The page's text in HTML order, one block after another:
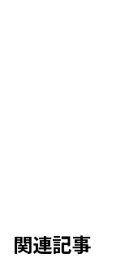
関連記事